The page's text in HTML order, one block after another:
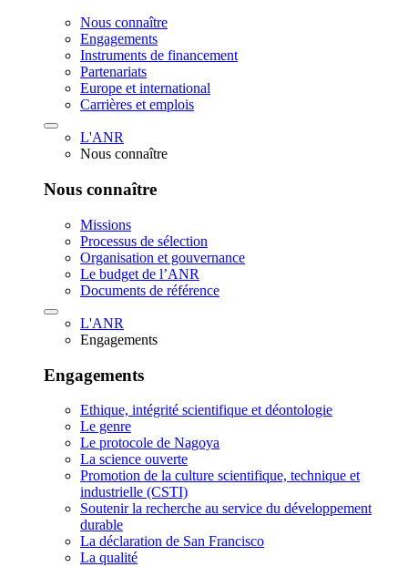
Nous connaître
Engagements
Instruments de financement
Partenariats
Europe et international
Carrières et emplois
L'ANR
Nous connaître
Nous connaître
Missions
Processus de sélection
Organisation et gouvernance
Le budget de l’ANR
Documents de référence
L'ANR
Engagements
Engagements
Ethique, intégrité scientifique et déontologie
Le genre
Le protocole de Nagoya
La science ouverte
Promotion de la culture scientifique, technique et
industrielle (CSTI)
Soutenir la recherche au service du développement
durable
La déclaration de San Francisco
La qualité